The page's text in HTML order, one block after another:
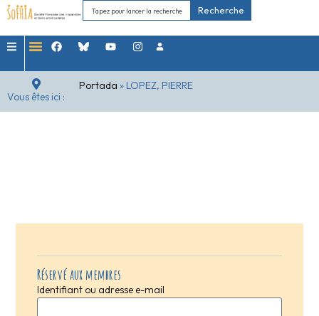
Recherche
Vous êtes ici :
Portada » LOPEZ, PIERRE
Réservé aux membres
Identifiant ou adresse e-mail